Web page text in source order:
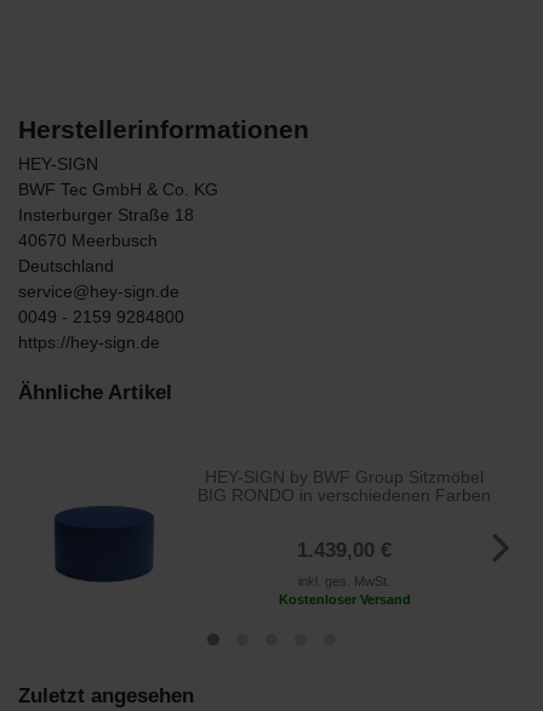
Herstellerinformationen
HEY-SIGN
BWF Tec GmbH & Co. KG
Insterburger Straße 18
40670 Meerbusch
Deutschland
service@hey-sign.de
0049 - 2159 9284800
https://hey-sign.de
Ähnliche Artikel
HEY-SIGN by BWF Group Sitzmöbel
BIG RONDO in verschiedenen Farben
1.439,00 €
inkl. ges. MwSt.
Kostenloser Versand
Zuletzt angesehen